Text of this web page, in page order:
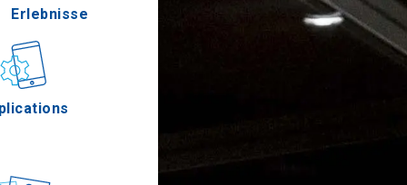
Gastronomie
Erlebnisse